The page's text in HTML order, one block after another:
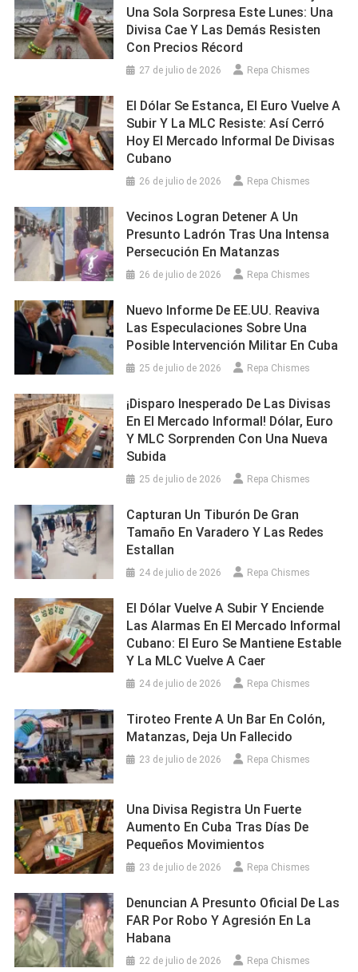
Una Sola Sorpresa Este Lunes: Una
Divisa Cae Y Las Demás Resisten
Con Precios Récord
27 de julio de 2026 Repa Chismes
El Dólar Se Estanca, El Euro Vuelve A
Subir Y La MLC Resiste: Así Cerró
Hoy El Mercado Informal De Divisas
Cubano
26 de julio de 2026 Repa Chismes
Vecinos Logran Detener A Un
Presunto Ladrón Tras Una Intensa
Persecución En Matanzas
26 de julio de 2026 Repa Chismes
Nuevo Informe De EE.UU. Reaviva
Las Especulaciones Sobre Una
Posible Intervención Militar En Cuba
25 de julio de 2026 Repa Chismes
¡Disparo Inesperado De Las Divisas
En El Mercado Informal! Dólar, Euro
Y MLC Sorprenden Con Una Nueva
Subida
25 de julio de 2026 Repa Chismes
Capturan Un Tiburón De Gran
Tamaño En Varadero Y Las Redes
Estallan
24 de julio de 2026 Repa Chismes
El Dólar Vuelve A Subir Y Enciende
Las Alarmas En El Mercado Informal
Cubano: El Euro Se Mantiene Estable
Y La MLC Vuelve A Caer
24 de julio de 2026 Repa Chismes
Tiroteo Frente A Un Bar En Colón,
Matanzas, Deja Un Fallecido
23 de julio de 2026 Repa Chismes
Una Divisa Registra Un Fuerte
Aumento En Cuba Tras Días De
Pequeños Movimientos
23 de julio de 2026 Repa Chismes
Denuncian A Presunto Oficial De Las
FAR Por Robo Y Agresión En La
Habana
22 de julio de 2026 Repa Chismes